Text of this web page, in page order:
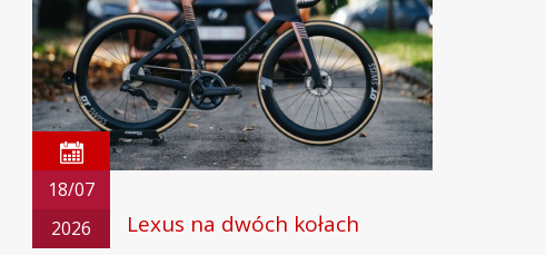
18/07
2026
Lexus na dwóch kołach